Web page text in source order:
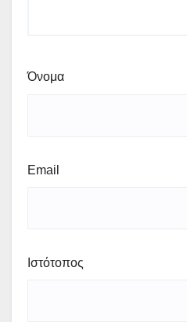
Όνομα
Email
Ιστότοπος